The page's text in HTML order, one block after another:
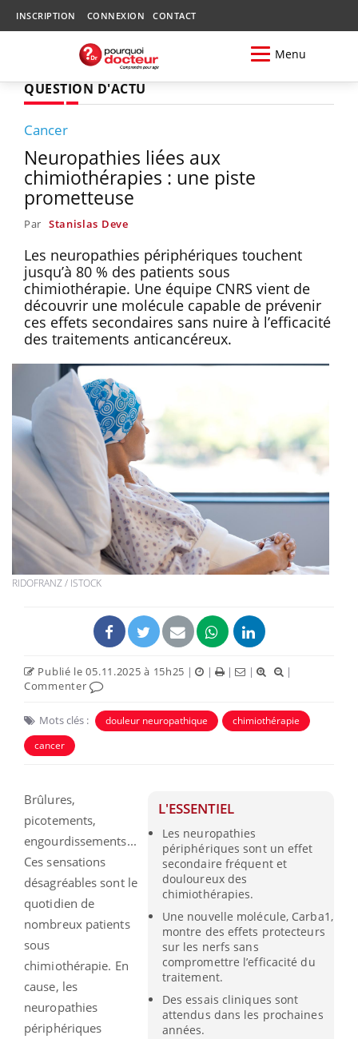
INSCRIPTION CONNEXION CONTACT
Menu
QUESTION D'ACTU
Cancer
Neuropathies liées aux
chimiothérapies : une piste
prometteuse
Par Stanislas Deve
Les neuropathies périphériques touchent
jusqu’à 80 % des patients sous
chimiothérapie. Une équipe CNRS vient de
découvrir une molécule capable de prévenir
ces effets secondaires sans nuire à l’efficacité
des traitements anticancéreux.
RIDOFRANZ / ISTOCK
Publié le 05.11.2025 à 15h25 | | | |
|
Commenter
Mots clés : douleur neuropathique
chimiothérapie
cancer
L'ESSENTIEL
Les neuropathies
périphériques sont un effet
secondaire fréquent et
douloureux des
chimiothérapies.
Une nouvelle molécule, Carba1,
montre des effets protecteurs
sur les nerfs sans
compromettre l’efficacité du
traitement.
Des essais cliniques sont
attendus dans les prochaines
années.
Brûlures,
picotements,
engourdissements...
Ces sensations
désagréables sont le
quotidien de
nombreux patients
sous
chimiothérapie. En
cause, les
neuropathies
périphériques